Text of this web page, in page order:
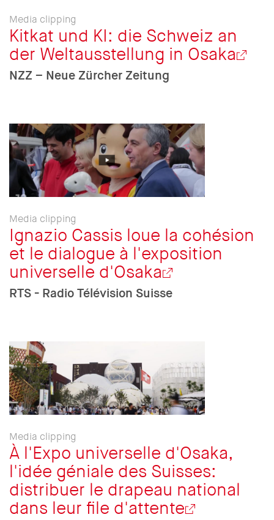
Media clipping
Kitkat und KI: die Schweiz an
der Weltausstellung in Osaka
NZZ – Neue Zürcher Zeitung
Media clipping
Ignazio Cassis loue la cohésion
et le dialogue à l'exposition
universelle d'Osaka
RTS - Radio Télévision Suisse
Media clipping
À l'Expo universelle d'Osaka,
l'idée géniale des Suisses:
distribuer le drapeau national
dans leur file d'attente